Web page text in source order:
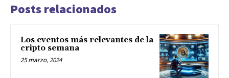
Posts relacionados
Los eventos más relevantes de la
cripto semana
25 marzo, 2024